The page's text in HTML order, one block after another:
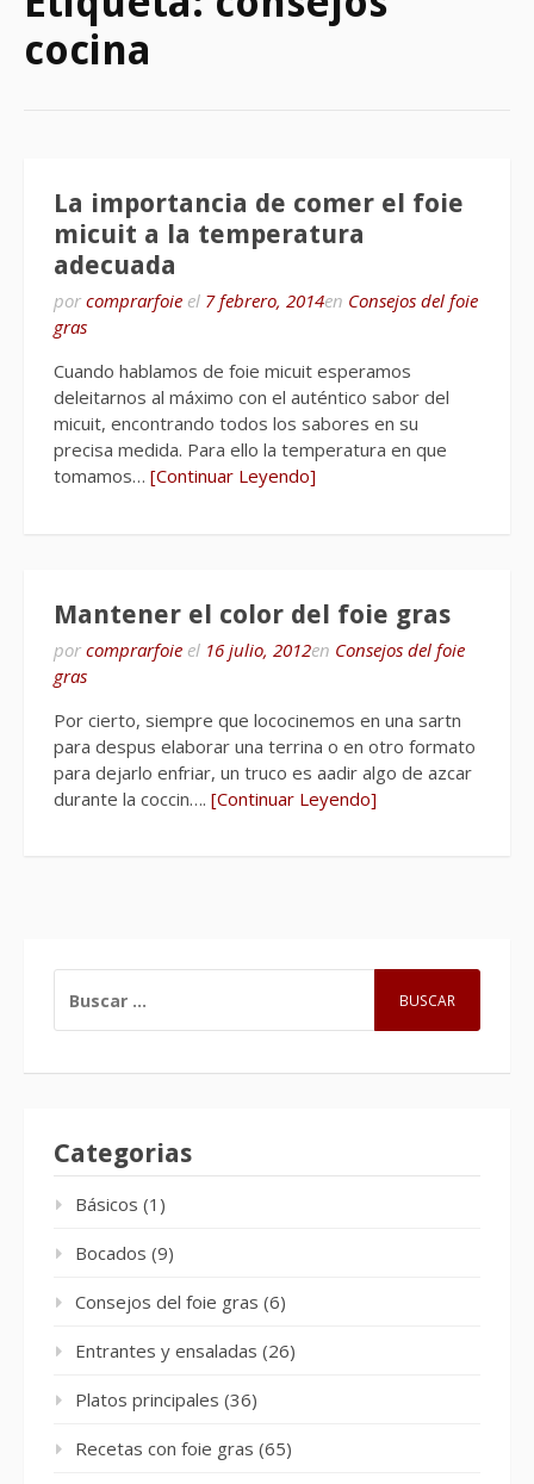
cocina
La importancia de comer el foie
micuit a la temperatura
adecuada
por comprarfoie el 7 febrero, 2014en Consejos del foie
gras
Cuando hablamos de foie micuit esperamos
deleitarnos al máximo con el auténtico sabor del
micuit, encontrando todos los sabores en su
precisa medida. Para ello la temperatura en que
tomamos… [Continuar Leyendo]
Mantener el color del foie gras
por comprarfoie el 16 julio, 2012en Consejos del foie
gras
Por cierto, siempre que lococinemos en una sartn
para despus elaborar una terrina o en otro formato
para dejarlo enfriar, un truco es aadir algo de azcar
durante la coccin…. [Continuar Leyendo]
Categorias
Básicos (1)
Bocados (9)
Consejos del foie gras (6)
Entrantes y ensaladas (26)
Platos principales (36)
Recetas con foie gras (65)